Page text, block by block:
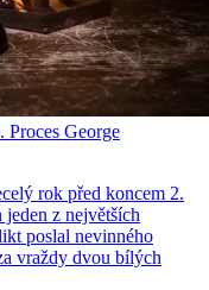
Proces George
rok před koncem 2.
jeden z největších
poslal nevinného
vraždy dvou bílých